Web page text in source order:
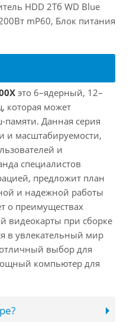
HDD 2Тб WD Blue
mP60, Блок питания
это 6–ядерный, 12–
которая может
Данная серия
и масштабируемости,
и
специалистов
предложит план
и надежной работы
о преимуществах
видеокарты при сборке
в увлекательный мир
выбор для
компьютер для